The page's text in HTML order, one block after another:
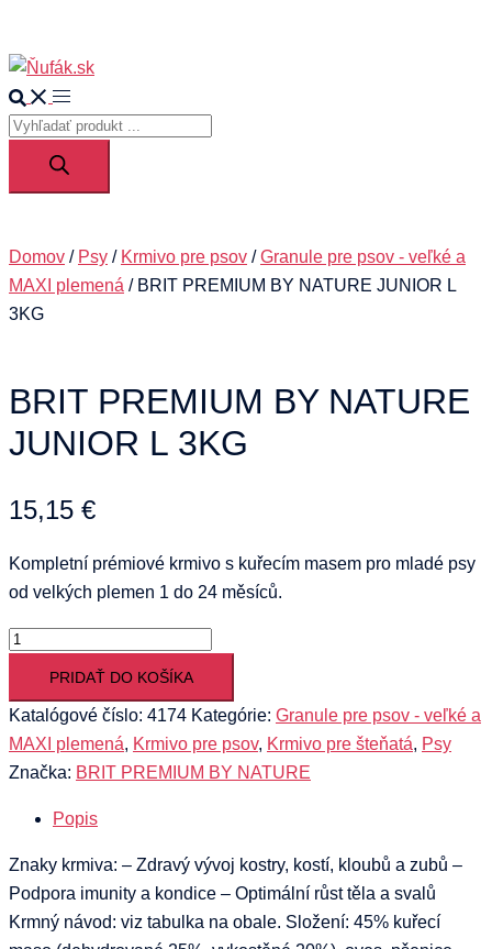
SearchToggle
menu
Products
search
Domov / Psy / Krmivo pre psov /Granule pre psov - veľké a
MAXI plemená / BRIT PREMIUM BY NATURE JUNIOR L
3KG
BRIT PREMIUM BY NATURE
JUNIOR L 3KG
15,15 €
Kompletní prémiové krmivo s kuřecím masem pro mladé psy
od velkých plemen 1 do 24 měsíců.
množstvo
BY
NATURE
JUNIOR
PRIDAŤ DO KOŠÍKA
Katalógové číslo: 4174 Kategórie: Granule pre psov - veľké a
MAXI plemená, Krmivo pre psov, Krmivo pre šteňatá, Psy
Značka: BRIT PREMIUM BY NATURE
Popis
Znaky krmiva: – Zdravý vývoj kostry, kostí, kloubů a zubů –
Podpora imunity a kondice – Optimální růst těla a svalů
Krmný návod: viz tabulka na obale. Složení: 45% kuřecí